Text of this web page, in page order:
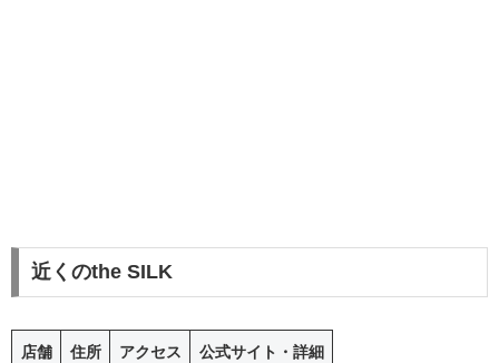
近くのthe SILK
店舗 住所 アクセス 公式サイト・詳細